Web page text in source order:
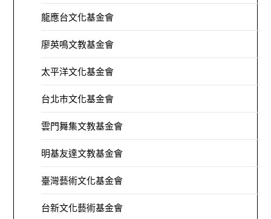
龍應台文化基金會
廖英鳴文教基金會
太平洋文化基金會
台北市文化基金會
雲門舞集文教基金會
明基友達文教基金會
臺灣藝術文化基金會
台新文化藝術基金會